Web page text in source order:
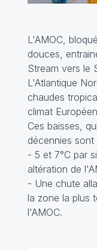
L'AMOC,
douces,
Stream vers le
L'Atlantique
chaudes
climat
Ces baisses,
décennies sont
- 5 et 7°C par
altération de
- Une chute
la zone la plus
l'AMOC.